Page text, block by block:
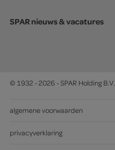
SPAR nieuws & vacatures
© 1932 - 2026 - SPAR Holding B.V.
algemene voorwaarden
privacyverklaring